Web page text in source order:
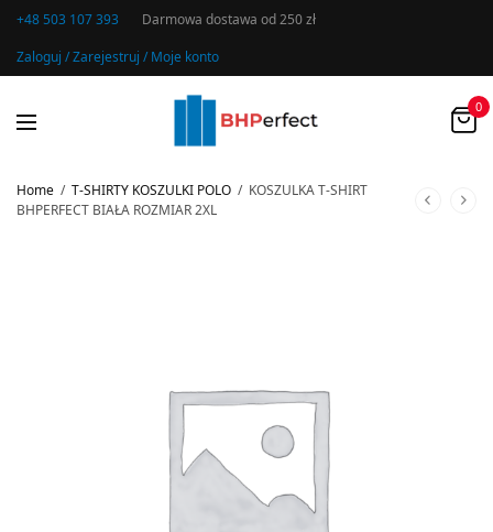
+48 503 107 393 Darmowa dostawa od 250 zł
Zaloguj / Zarejestruj / Moje konto
0
Home / T-SHIRTY KOSZULKI POLO / KOSZULKA T-SHIRT
BHPERFECT BIAŁA ROZMIAR 2XL